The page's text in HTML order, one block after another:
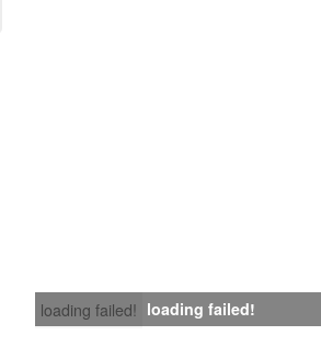
loading failed! loading failed!